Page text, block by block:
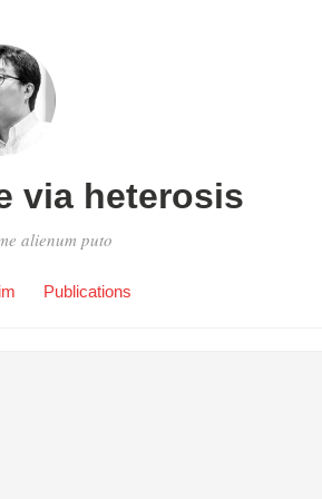
via heterosis
alienum puto
Publications